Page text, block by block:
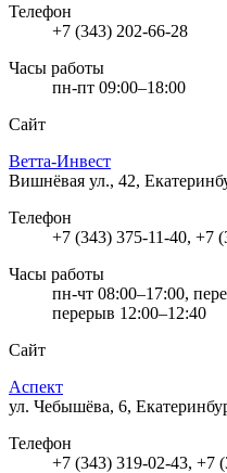
Телефон
+7 (343) 202-66-28
Часы работы
пн-пт 09:00–18:00
Сайт
Ветта-Инвест
Вишнёвая ул., 42,
Телефон
+7 (343) 375-11-40, +7
Часы работы
пн-чт 08:00–17:00,
перерыв 12:00–12:40
Сайт
Аспект
ул. Чебышёва, 6,
Телефон
+7 (343) 319-02-43, +7